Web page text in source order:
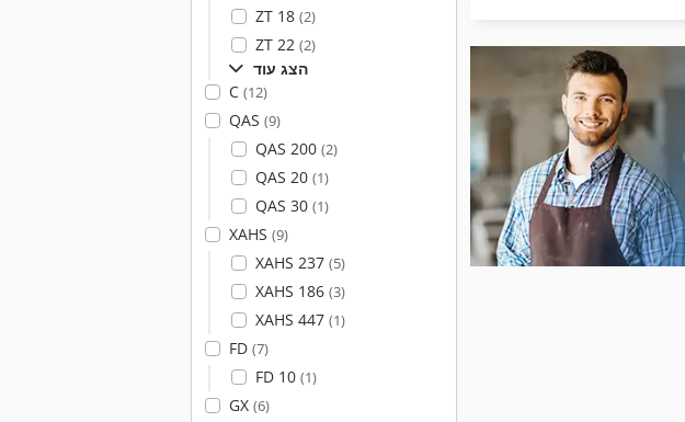
ZT 18 (2)
ZT 22 (2)
הצג עוד
C (12)
QAS (9)
QAS 200 (2)
QAS 20 (1)
QAS 30 (1)
XAHS (9)
XAHS 237 (5)
XAHS 186 (3)
XAHS 447 (1)
FD (7)
FD 10 (1)
GX (6)
Atlas Copco Ga 15 Ff
Atlas Copco Ga 22 Ff